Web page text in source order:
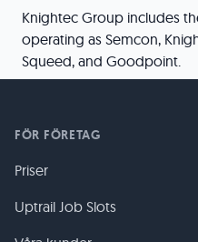
Knightec Group includes
operating as Semcon,
Squeed, and Goodpoint.
FÖR FÖRETAG
Priser
Uptrail Job Slots